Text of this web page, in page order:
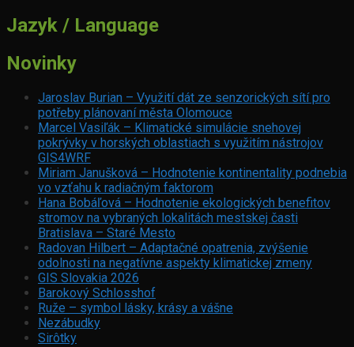
Jazyk / Language
Novinky
Jaroslav Burian – Využití dát ze senzorických sítí pro
potřeby plánovaní města Olomouce
Marcel Vasiľák – Klimatické simulácie snehovej
pokrývky v horských oblastiach s využitím nástrojov
GIS4WRF
Miriam Janušková – Hodnotenie kontinentality podnebia
vo vzťahu k radiačným faktorom
Hana Bobáľová – Hodnotenie ekologických benefitov
stromov na vybraných lokalitách mestskej časti
Bratislava – Staré Mesto
Radovan Hilbert – Adaptačné opatrenia, zvýšenie
odolnosti na negatívne aspekty klimatickej zmeny
GIS Slovakia 2026
Barokový Schlosshof
Ruže – symbol lásky, krásy a vášne
Nezábudky
Sirôtky